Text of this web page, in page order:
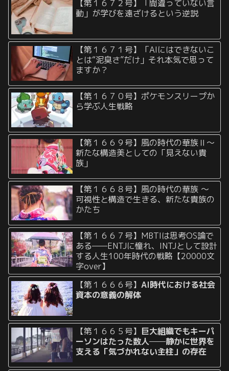
【第１６７２号】「間違っていない言
動」が学びを遠ざけるという逆説
【第１６７１号】「AIにはできないこ
とは“泥臭さ”だけ」それ本気で思って
ますか？
【第１６７０号】ポケモンスリープか
ら学ぶ人生戦略
【第１６６９号】風の時代の華族Ⅱ〜
新たな構造美としての「見えない貴
族」
【第１６６８号】風の時代の華族 〜
可視性と構造で生きる、新たな貴族の
かたち
【第１６６７号】MBTIは思考OS論で
ある——ENTJに憧れ、INTJとして設計
する人生100年時代の戦略【20000文
字over】
【第１６６６号】AI時代における社会
資本の意義の解体
【第１６６５号】 巨大組織でもキーパ
ーソンはたった数人──静かに世界を
支える「気づかれない主柱」の存在